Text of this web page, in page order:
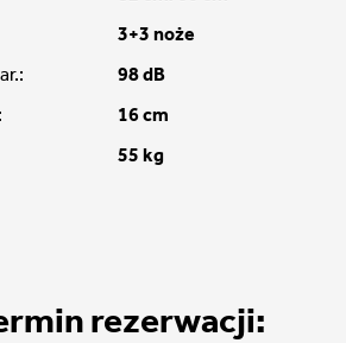
3+3 noże
98 dB
16 cm
55 kg
rezerwacji: